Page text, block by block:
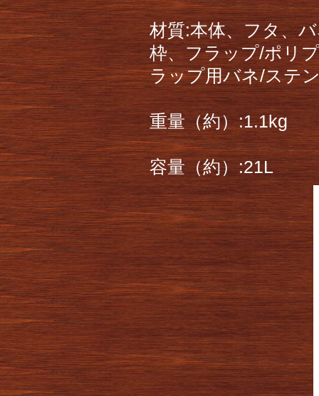
材質:本体、フタ、
枠、フラップ/ポリ
ラップ用バネ/ステ
重量（約）:1.1kg
容量（約）:21L